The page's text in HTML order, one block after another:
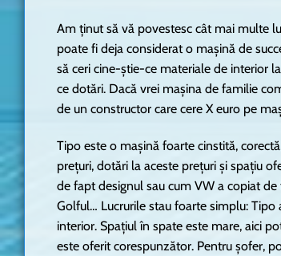
Am ținut să vă povestesc cât mai multe
poate fi deja considerat o mașină de
să ceri cine-știe-ce materiale de interior
ce dotări. Dacă vrei mașina de familie
de un constructor care cere X euro pe
Tipo este o mașină foarte cinstită,
prețuri, dotări la aceste prețuri și spațiu
de fapt designul sau cum VW a copiat
Golful… Lucrurile stau foarte simplu:
interior. Spațiul în spate este mare, aici
este oferit corespunzător. Pentru șofer,